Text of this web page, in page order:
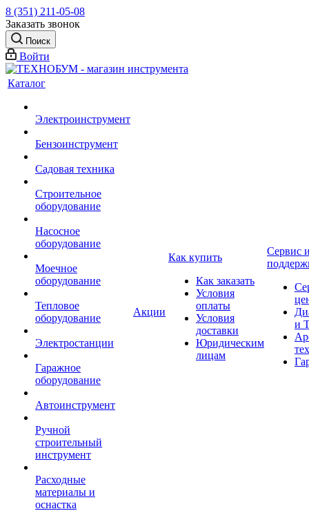
8 (351) 211-05-08
Заказать звонок
Поиск
Войти
Каталог
Электроинструмент
Бензоинструмент
Садовая техника
Строительное
оборудование
Насосное
оборудование
Моечное
оборудование
Тепловое
оборудование
Электростанции
Гаражное
оборудование
Автоинструмент
Ручной
строительный
инструмент
Расходные
материалы и
оснастка
Акции
Как купить
Как заказать
Условия
оплаты
Условия
доставки
Юридическим
лицам
Сервис
и